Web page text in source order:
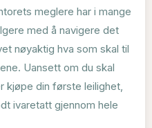
meglere har i mange
med å navigere det
nøyaktig hva som skal til
Uansett om du skal
kjøpe din første leilighet,
ivaretatt gjennom hele